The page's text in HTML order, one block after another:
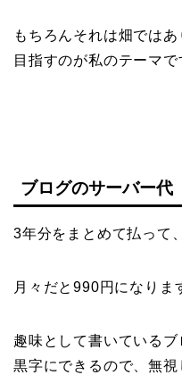
もちろんそれは畑では
目指すのが私のテーマで
ブログのサーバー代
3年分をまとめて払って
月々だと990円になりま
趣味として書いている
黒字にできるので、無視